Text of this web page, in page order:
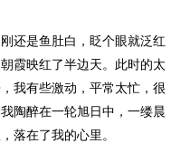
还是鱼肚白，眨个眼就泛红
霞映红了半边天。此时的太
我有些激动，平常太忙，很
陶醉在一轮旭日中，一缕晨
落在了我的心里。